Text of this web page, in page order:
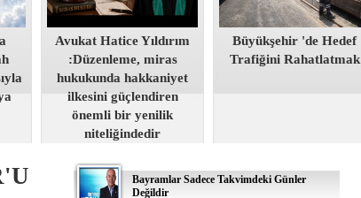
Avukat Hatice Yıldırım
:Düzenleme, miras
hukukunda hakkaniyet
ilkesini güçlendiren
önemli bir yenilik
niteliğindedir
Büyükşehir 'de Hedef
Trafiğini Rahatlatmak
Bayramlar Sadece Takvimdeki Günler
Değildir